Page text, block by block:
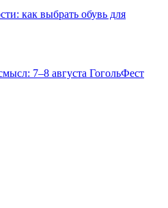
как выбрать обувь для
7–8 августа ГогольФест